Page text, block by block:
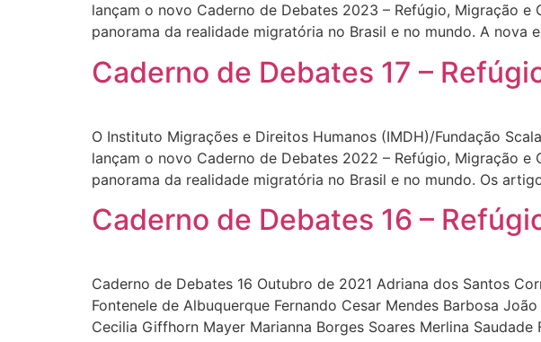
lançam o novo Caderno de Debates 2023 – Refúgio, Migração
panorama da realidade migratória no Brasil e no mundo. A nova
Caderno de Debates 17 –
O Instituto Migrações e Direitos Humanos (IMDH)/Fundação
lançam o novo Caderno de Debates 2022 – Refúgio, Migração
panorama da realidade migratória no Brasil e no mundo. Os
Caderno de Debates 16 –
Caderno de Debates 16 Outubro de 2021 Adriana dos Santos
Fontenele de Albuquerque Fernando Cesar Mendes Barbosa
Cecilia Giffhorn Mayer Marianna Borges Soares Merlina